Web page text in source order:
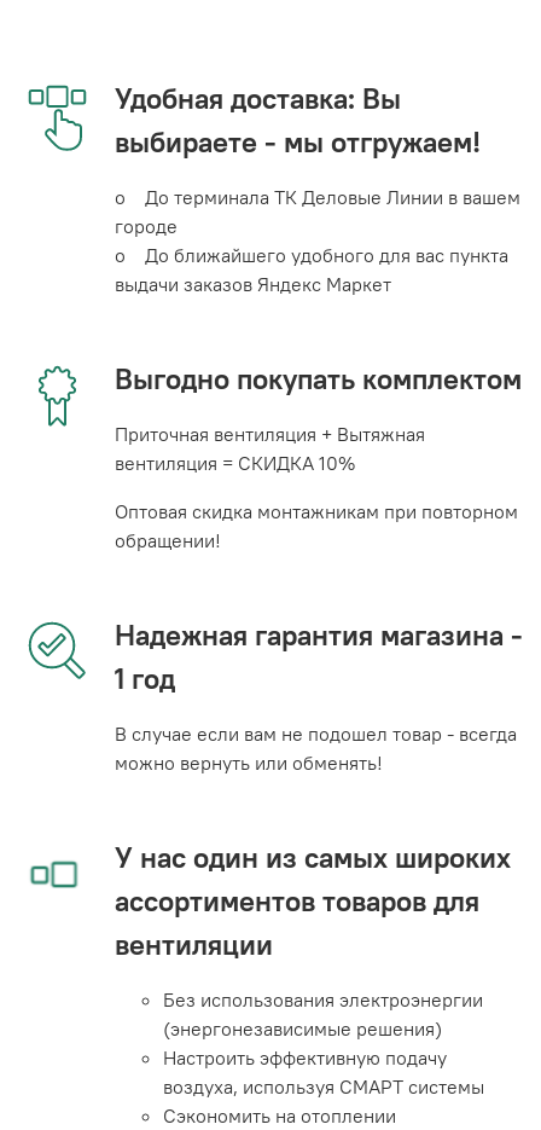
Удобная доставка: Вы
выбираете - мы отгружаем!
o До терминала ТК Деловые Линии в вашем
городе
o До ближайшего удобного для вас пункта
выдачи заказов Яндекс Маркет
Выгодно покупать комплектом
Приточная вентиляция + Вытяжная
вентиляция = СКИДКА 10%
Оптовая скидка монтажникам при повторном
обращении!
Надежная гарантия магазина -
1 год
В случае если вам не подошел товар - всегда
можно вернуть или обменять!
У нас один из самых широких
ассортиментов товаров для
вентиляции
Без использования электроэнергии
(энергонезависимые решения)
Настроить эффективную подачу
воздуха, используя СМАРТ системы
Сэкономить на отоплении